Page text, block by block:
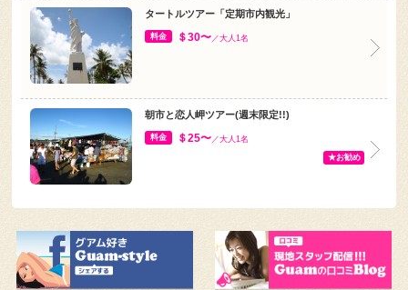
タートルツアー「定期市内観光」
料金 ＄30〜／大人1名
朝市と恋人岬ツアー(週末限定!!)
料金 ＄25〜／大人1名
★お勧め